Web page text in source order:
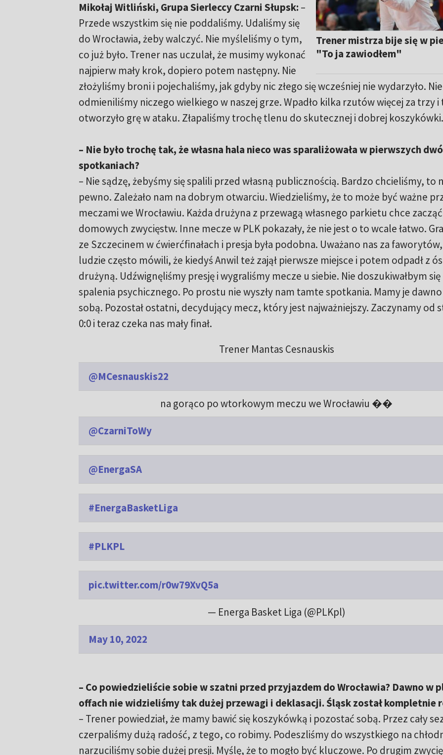
Trener mistrza bije się w
"To ja zawiodłem"
Mikołaj Witliński, Grupa Sierleccy Czarni Słupsk: –
Przede wszystkim się nie poddaliśmy. Udaliśmy się
do Wrocławia, żeby walczyć. Nie myśleliśmy o tym,
co już było. Trener nas uczulał, że musimy wykonać
najpierw mały krok, dopiero potem następny. Nie
złożyliśmy broni i pojechaliśmy, jak gdyby nic złego się wcześniej nie wydarzyło. Nie
odmieniliśmy niczego wielkiego w naszej grze. Wpadło kilka rzutów więcej za trzy i
otworzyło grę w ataku. Złapaliśmy trochę tlenu do skutecznej i dobrej koszykówki.
– Nie było trochę tak, że własna hala nieco was sparaliżowała w pierwszych
spotkaniach?
– Nie sądzę, żebyśmy się spalili przed własną publicznością. Bardzo chcieliśmy, to
pewno. Zależało nam na dobrym otwarciu. Wiedzieliśmy, że to może być ważne
meczami we Wrocławiu. Każda drużyna z przewagą własnego parkietu chce
domowych zwycięstw. Inne mecze w PLK pokazały, że nie jest o to wcale łatwo.
ze Szczecinem w ćwierćfinałach i presja była podobna. Uważano nas za
ludzie często mówili, że kiedyś Anwil też zajął pierwsze miejsce i potem odpadł z
drużyną. Udźwignęliśmy presję i wygraliśmy mecze u siebie. Nie doszukiwałbym się
spalenia psychicznego. Po prostu nie wyszły nam tamte spotkania. Mamy je
sobą. Pozostał ostatni, decydujący mecz, który jest najważniejszy. Zaczynamy od
0:0 i teraz czeka nas mały finał.
Trener Mantas Cesnauskis
@MCesnauskis22
na gorąco po wtorkowym meczu we Wrocławiu ��
@CzarniToWy
@EnergaSA
#EnergaBasketLiga
#PLKPL
pic.twitter.com/r0w79XvQ5a
— Energa Basket Liga (@PLKpl)
May 10, 2022
– Co powiedzieliście sobie w szatni przed przyjazdem do Wrocławia? Dawno w
offach nie widzieliśmy tak dużej przewagi i deklasacji. Śląsk został kompletnie
– Trener powiedział, że mamy bawić się koszykówką i pozostać sobą. Przez cały
czerpaliśmy dużą radość, z tego, co robimy. Podeszliśmy do wszystkiego na
narzuciliśmy sobie dużej presji. Myślę, że to mogło być kluczowe. Po drugim